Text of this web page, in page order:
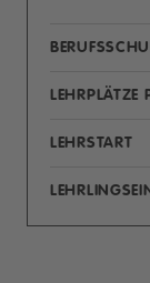
LEHRPLÄTZE
LEHRSTART